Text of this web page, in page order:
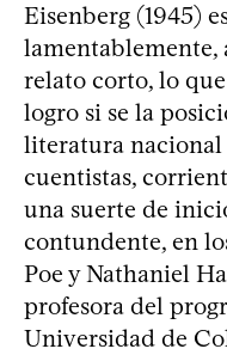
Eisenberg (1945)
relato corto, lo
logro si se la
literatura nacional
cuentistas,
una suerte de
contundente, en
Poe y Nathaniel
profesora del
Universidad de